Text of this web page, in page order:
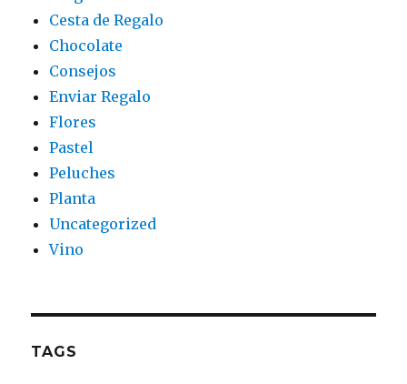
Cesta de Regalo
Chocolate
Consejos
Enviar Regalo
Flores
Pastel
Peluches
Planta
Uncategorized
Vino
TAGS